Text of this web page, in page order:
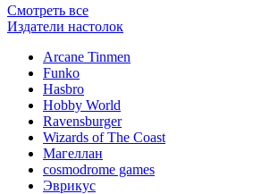
Смотреть все
Издатели настолок
Arcane Tinmen
Funko
Hasbro
Hobby World
Ravensburger
Wizards of The Coast
Магеллан
сosmodrome games
Эврикус